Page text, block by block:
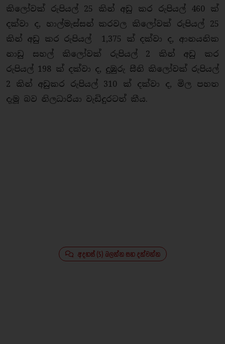
කිලෝවක් රුපියල් 25 කින් අඩු කර රුපියල් 460 ක්
දක්වා ද, හාල්මැස්සන් කරවල කිලෝවක් රුපියල් 25
කින් අඩු කර රුපියල් 1,375 ක් දක්වා ද, ආනයනික
නාඩු සහල් කිලෝවක් රුපියල් 2 කින් අඩු කර
රුපියල් 198 ක් දක්වා ද, දුඹුරු සීනි කිලෝවක් රුපියල්
2 කින් අඩුකර රුපියල් 310 ක් දක්වා ද, මිල පහත
දැමූ බව නිලධාරියා වැඩිදුරටත් කීය.
අදහස් (5) බලන්න සහ දක්වන්න